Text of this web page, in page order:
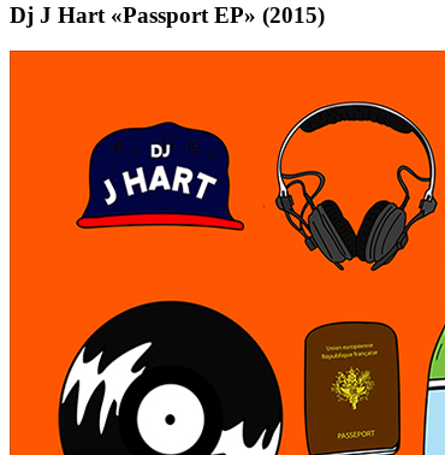
Dj J Hart «Passport EP» (2015)